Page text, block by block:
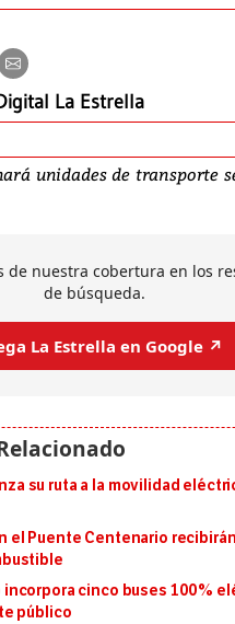
La Estrella
unidades de transporte
de nuestra cobertura en los
de búsqueda.
La Estrella en Google ↗️
su ruta a la movilidad
el Puente Centenario
incorpora cinco buses 100%
público